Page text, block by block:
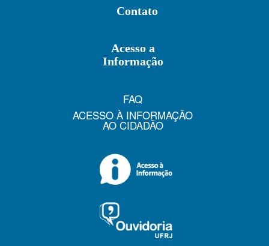
Contato
Acesso a
Informação
FAQ
ACESSO À INFORMAÇÃO
AO CIDADÃO